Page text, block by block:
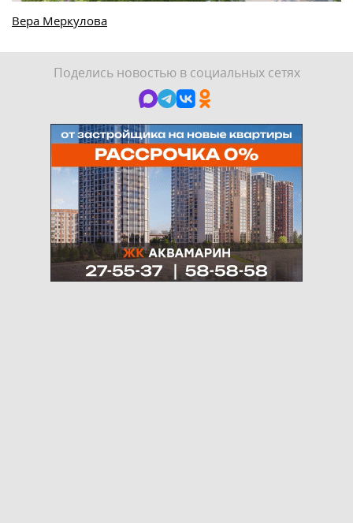
Вера Меркулова
Поделись новостью в социальных сетях